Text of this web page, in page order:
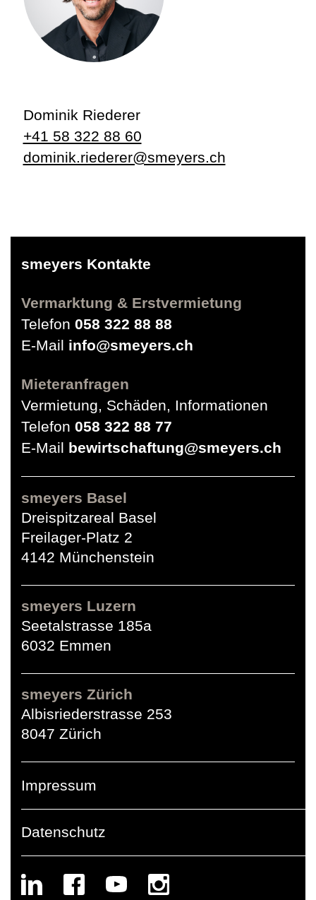
Dominik Riederer
+41 58 322 88 60
dominik.riederer@smeyers.ch
smeyers Kontakte
Vermarktung & Erstvermietung
Telefon 058 322 88 88
E-Mail info@smeyers.ch
Mieteranfragen
Vermietung, Schäden, Informationen
Telefon 058 322 88 77
E-Mail bewirtschaftung@smeyers.ch
smeyers Basel
Dreispitzareal Basel
Freilager-Platz 2
4142 Münchenstein
smeyers Luzern
Seetalstrasse 185a
6032 Emmen
smeyers Zürich
Albisriederstrasse 253
8047 Zürich
Impressum
Datenschutz